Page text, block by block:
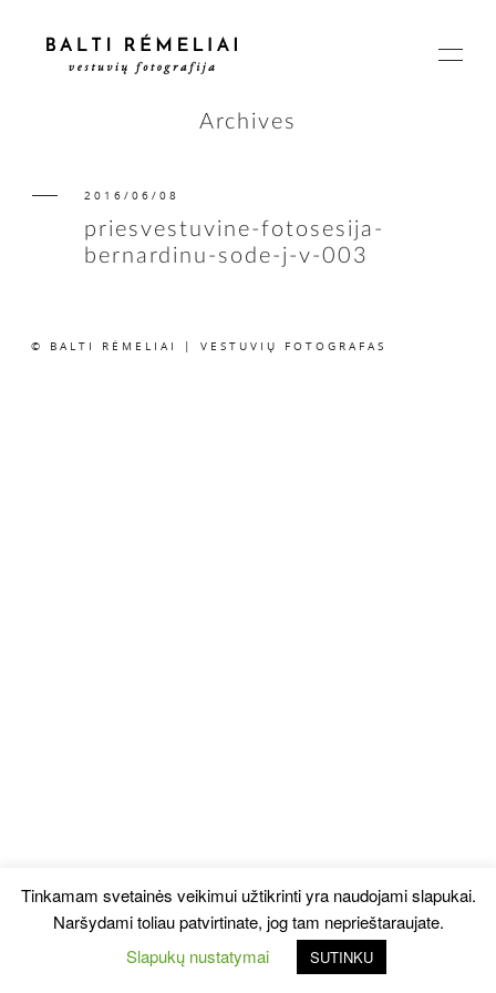
PAGRINDINIS
ISTORIJOS
Archives
2016/06/08
priesvestuvine-fotosesija-
bernardinu-sode-j-v-003
© BALTI RĖMELIAI | VESTUVIŲ FOTOGRAFAS
Tinkamam svetainės veikimui užtikrinti yra naudojami slapukai.
Naršydami toliau patvirtinate, jog tam neprieštaraujate.
Slapukų nustatymai
SUTINKU